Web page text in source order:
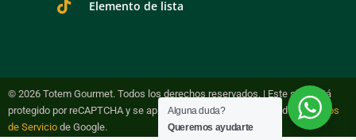
Elemento de lista
© 2026 Totem Gourmet. Todos los derechos reservados. | Este sitio está
protegido por reCAPTCHA y se aplican la Política de Privacidad y Términos
de Servicio de Google.
Alguna duda?
Queremos ayudarte